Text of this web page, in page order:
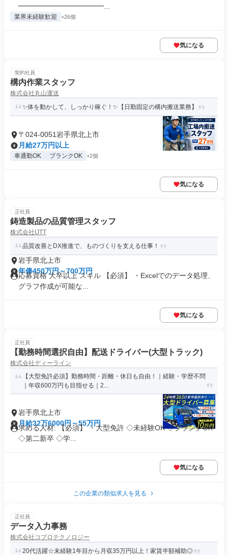
━━━━━━━━━━━━...
業界未経験歓迎 +26個
気になる
契約社員
構内作業スタッフ
株式会社丸山運送
✨体を動かして、しっかり稼ぐ！✨【日勤固定の構内搬送業務】
〒024-0051岩手県北上市
月給27万円以上
車通勤OK ブランクOK +2個
気になる
正社員
鋳造製品の品質管理スタッフ
株式会社IJTT
品質改善とDX推進で、ものづくりを支える仕事！
岩手県北上市
年俸450万円～700万円
応募資格 大卒以上 スキル 【必須】 ・Excelでのデータ処理、
グラフ作成が可能な...
気になる
正社員
【勤務時間選択自由】配送ドライバー(大型トラック)
株式会社ディーライン
【大型免許必須】勤務時間・距離・休日も自由！｜経験・学歴不問
｜年収600万円も目指せる｜2...
岩手県北上市
月給32万6000円～55万円
求める人材: 【必須】 ・大型免許 ◇未経験OK ◇ブランクOK
◇第二新卒 ◇学...
気になる
この企業の類似求人を見る
正社員
データ入力事務
株式会社コプロテクノロジー
20代活躍☆未経験1年目から月収35万円以上！家賃半額補助◎